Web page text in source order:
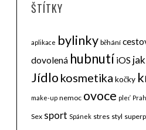
ŠTÍTKY
aplikace bylinky běhání
dovolená hubnutí iOS
Jídlo kosmetika kočky
make-up nemoc ovoce pleť
Sex sport Spánek stres styl